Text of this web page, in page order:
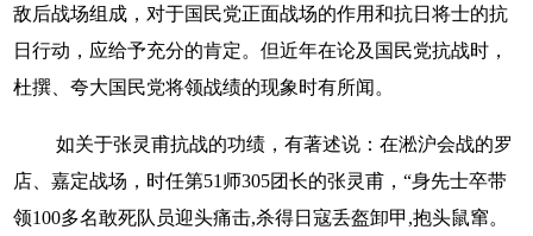
敌后战场组成，对于国民党正面战场的作用和抗日将士的抗
日行动，应给予充分的肯定。但近年在论及国民党抗战时，
杜撰、夸大国民党将领战绩的现象时有所闻。
如关于张灵甫抗战的功绩，有著述说：在淞沪会战的罗
店、嘉定战场，时任第51师305团长的张灵甫，“身先士卒带
领100多名敢死队员迎头痛击,杀得日寇丢盔卸甲,抱头鼠窜。